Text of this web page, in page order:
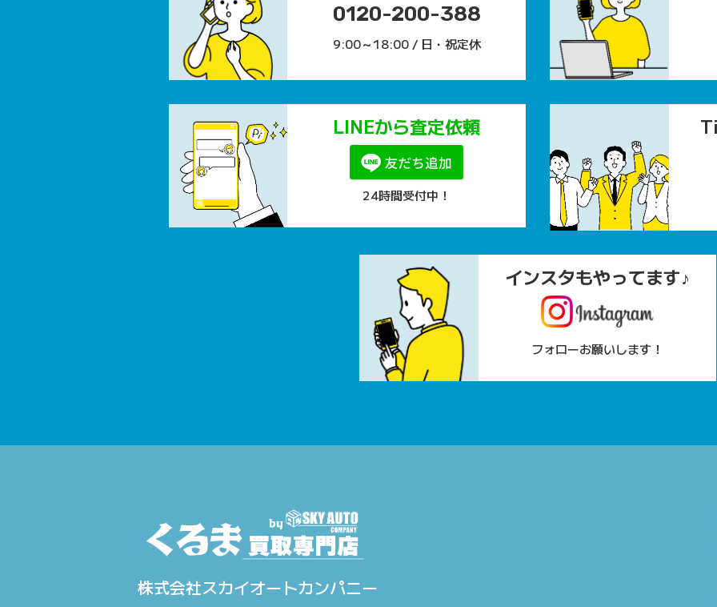
0120-200-388
9:00～18:00 / 日・祝定休
LINEから査定依頼
24時間受付中！
インスタもやってます♪
フォローお願いします！
株式会社スカイオートカンパニー